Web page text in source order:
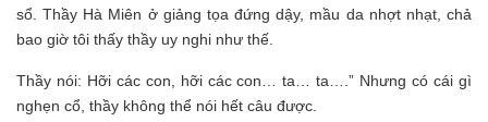
sổ. Thầy Hà Miên ở giảng tọa đứng dậy, mầu da nhợt nhạt, chả
bao giờ tôi thấy thầy uy nghi như thế.
Thầy nói: Hỡi các con, hỡi các con… ta… ta….” Nhưng có cái gì
nghẹn cổ, thầy không thể nói hết câu được.